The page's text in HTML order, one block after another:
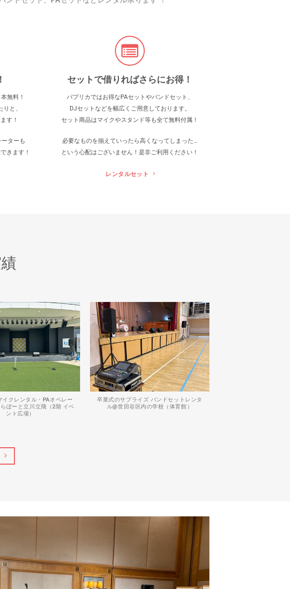
無料！
と、
す！
ターも
きます！
セットで借りればさらにお得！
パプリカではお得なPAセットやバンドセット、
DJセットなどを幅広くご用意しております。
セット商品はマイクやスタンド等も全て無料付属！
必要なものを揃えていったら高くなってしまった…
という心配はございません！是非ご利用ください！
レンタルセット
イクレンタル・PAオペレー
ぽーと立川立飛（2階 イベ
ント広場）
卒業式のサプライズ バンドセットレンタ
ル@世田谷区内の学校（体育館）